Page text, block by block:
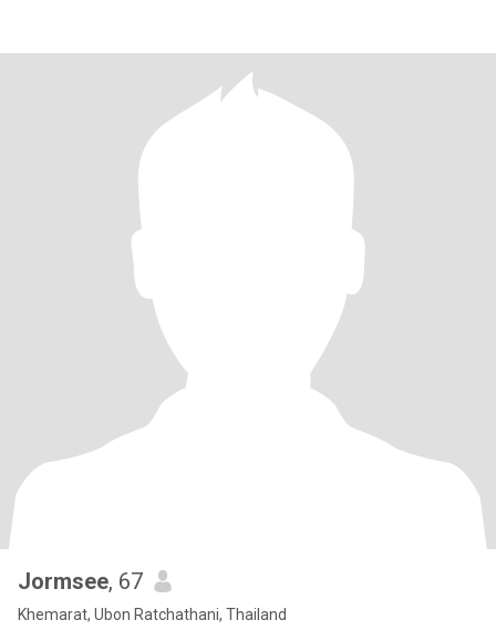
Jormsee, 67
Khemarat, Ubon Ratchathani, Thailand